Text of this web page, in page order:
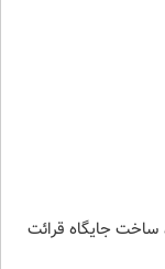
ساخت جایگاه قرائت